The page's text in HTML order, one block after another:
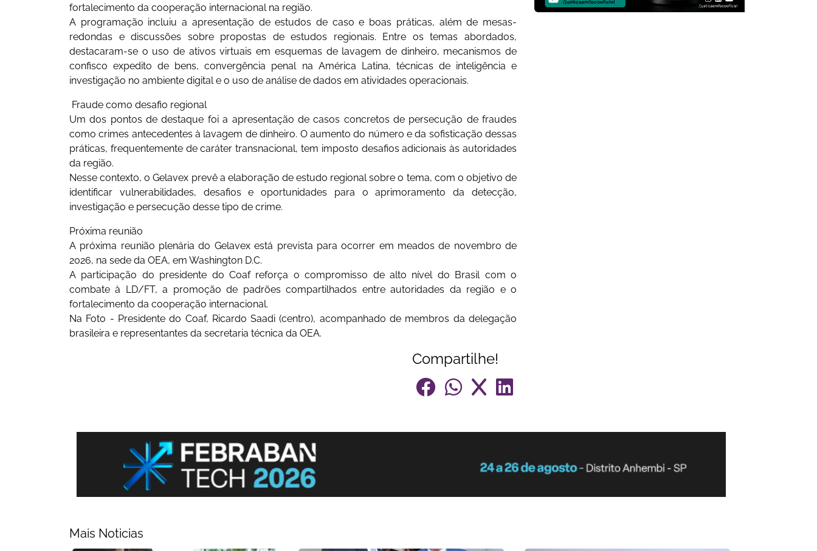
fortalecimento da cooperação internacional na região.
A programação incluiu a apresentação de estudos de caso e boas práticas, além de mesas-
redondas e discussões sobre propostas de estudos regionais. Entre os temas abordados,
destacaram-se o uso de ativos virtuais em esquemas de lavagem de dinheiro, mecanismos de
confisco expedito de bens, convergência penal na América Latina, técnicas de inteligência e
investigação no ambiente digital e o uso de análise de dados em atividades operacionais.
Fraude como desafio regional
Um dos pontos de destaque foi a apresentação de casos concretos de persecução de fraudes
como crimes antecedentes à lavagem de dinheiro. O aumento do número e da sofisticação dessas
práticas, frequentemente de caráter transnacional, tem imposto desafios adicionais às autoridades
da região.
Nesse contexto, o Gelavex prevê a elaboração de estudo regional sobre o tema, com o objetivo de
identificar vulnerabilidades, desafios e oportunidades para o aprimoramento da detecção,
investigação e persecução desse tipo de crime.
Próxima reunião
A próxima reunião plenária do Gelavex está prevista para ocorrer em meados de novembro de
2026, na sede da OEA, em Washington D.C.
A participação do presidente do Coaf reforça o compromisso de alto nível do Brasil com o
combate à LD/FT, a promoção de padrões compartilhados entre autoridades da região e o
fortalecimento da cooperação internacional.
Na Foto - Presidente do Coaf, Ricardo Saadi (centro), acompanhado de membros da delegação
brasileira e representantes da secretaria técnica da OEA.
Compartilhe!
Mais Noticias